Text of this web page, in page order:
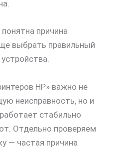
причина
выбрать правильный
HP» важно не
неисправность, но и
стабильно
Отдельно проверяем
— частая причина